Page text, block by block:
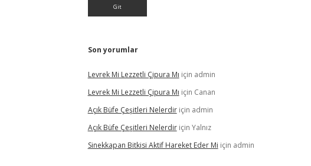
Son yorumlar
Levrek Mi Lezzetli Çipura Mı için admin
Levrek Mi Lezzetli Çipura Mı için Canan
Açık Büfe Çeşitleri Nelerdiriçin admin
Açık Büfe Çeşitleri Nelerdiriçin Yalnız
Sinekkapan Bitkisi Aktif Hareket Eder Mi için admin